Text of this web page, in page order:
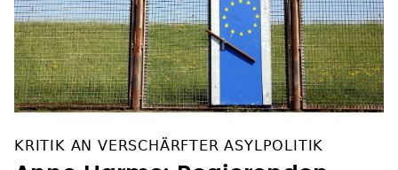
Anne Harms: Regierenden